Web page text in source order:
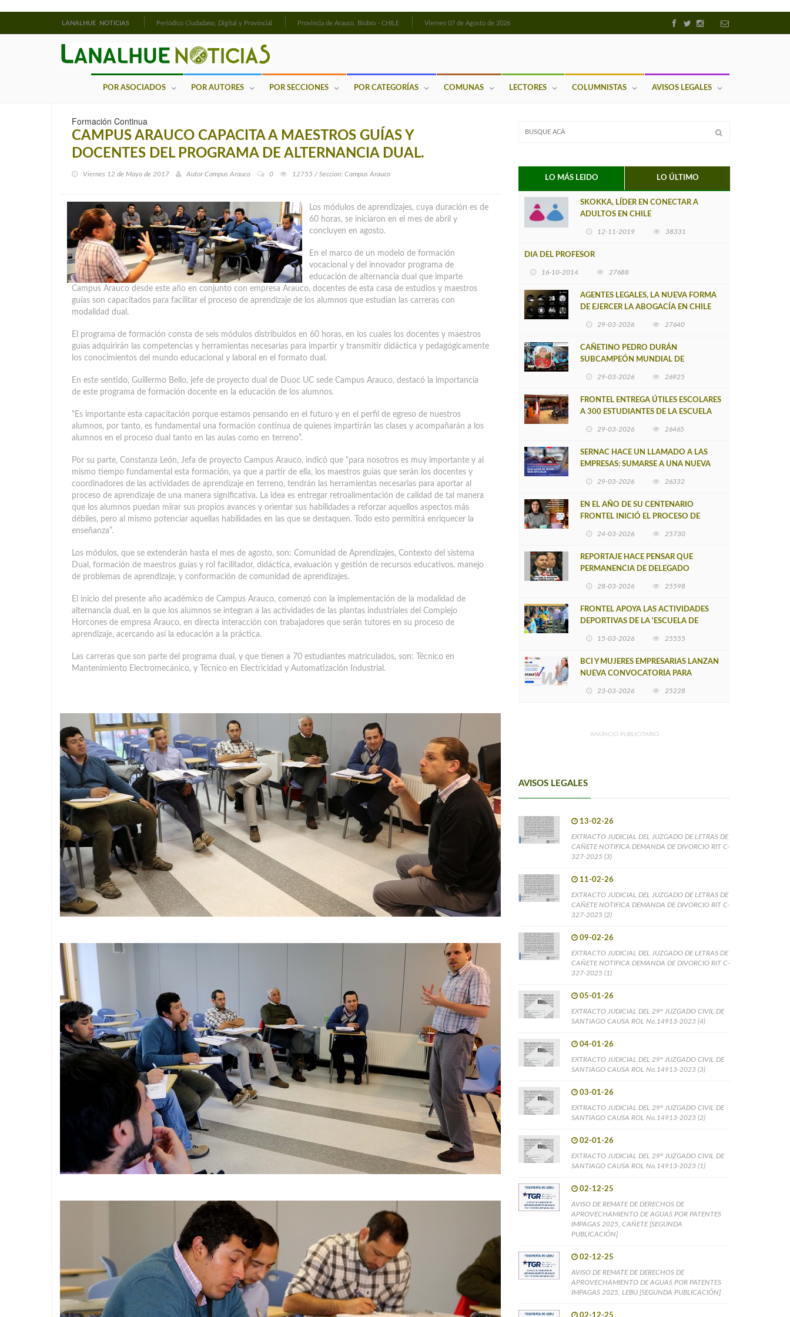
LANALHUE NOTICIAS Periódico Ciudadano, Digital y Provincial Provincia de Arauco, Biobío - CHILE Viernes 07 de Agosto de 2026
POR ASOCIADOS POR AUTORES POR SECCIONES POR CATEGORÍAS COMUNAS LECTORES COLUMNISTAS AVISOS LEGALES
Formación Continua
CAMPUS ARAUCO CAPACITA A MAESTROS GUÍAS Y
DOCENTES DEL PROGRAMA DE ALTERNANCIA DUAL.
Viernes 12 de Mayo de 2017 Autor Campus Arauco 0 12755 / Seccion: Campus Arauco
Los módulos de aprendizajes, cuya duración es de
60 horas, se iniciaron en el mes de abril y
concluyen en agosto.
En el marco de un modelo de formación
vocacional y del innovador programa de
educación de alternancia dual que imparte
Campus Arauco desde este año en conjunto con empresa Arauco, docentes de esta casa de estudios y maestros
guías son capacitados para facilitar el proceso de aprendizaje de los alumnos que estudian las carreras con
modalidad dual.
El programa de formación consta de seis módulos distribuidos en 60 horas, en los cuales los docentes y maestros
guías adquirirán las competencias y herramientas necesarias para impartir y transmitir didáctica y pedagógicamente
los conocimientos del mundo educacional y laboral en el formato dual.
En este sentido, Guillermo Bello, jefe de proyecto dual de Duoc UC sede Campus Arauco, destacó la importancia
de este programa de formación docente en la educación de los alumnos.
“Es importante esta capacitación porque estamos pensando en el futuro y en el perfil de egreso de nuestros
alumnos, por tanto, es fundamental una formación continua de quienes impartirán las clases y acompañarán a los
alumnos en el proceso dual tanto en las aulas como en terreno”.
Por su parte, Constanza León, Jefa de proyecto Campus Arauco, indicó que “para nosotros es muy importante y al
mismo tiempo fundamental esta formación, ya que a partir de ella, los maestros guias que serán los docentes y
coordinadores de las actividades de aprendizaje en terreno, tendrán las herramientas necesarias para aportar al
proceso de aprendizaje de una manera significativa. La idea es entregar retroalimentación de calidad de tal manera
que los alumnos puedan mirar sus propios avances y orientar sus habilidades a reforzar aquellos aspectos más
débiles, pero al mismo potenciar aquellas habilidades en las que se destaquen. Todo esto permitirá enriquecer la
enseñanza”.
Los módulos, que se extenderán hasta el mes de agosto, son: Comunidad de Aprendizajes, Contexto del sistema
Dual, formación de maestros guías y rol facilitador, didáctica, evaluación y gestión de recursos educativos, manejo
de problemas de aprendizaje, y conformación de comunidad de aprendizajes.
El inicio del presente año académico de Campus Arauco, comenzó con la implementación de la modalidad de
alternancia dual, en la que los alumnos se integran a las actividades de las plantas industriales del Complejo
Horcones de empresa Arauco, en directa interacción con trabajadores que serán tutores en su proceso de
aprendizaje, acercando así la educación a la práctica.
Las carreras que son parte del programa dual, y que tienen a 70 estudiantes matriculados, son: Técnico en
Mantenimiento Electromecánico, y Técnico en Electricidad y Automatización Industrial.
LO MÁS LEIDO LO ÚLTIMO
SKOKKA, LÍDER EN CONECTAR A
ADULTOS EN CHILE
12-11-2019 38331
DIA DEL PROFESOR
16-10-2014 27688
AGENTES LEGALES, LA NUEVA FORMA
DE EJERCER LA ABOGACÍA EN CHILE
29-03-2026 27640
CAÑETINO PEDRO DURÁN
SUBCAMPEÓN MUNDIAL DE
29-03-2026 26925
FRONTEL ENTREGA ÚTILES ESCOLARES
A 300 ESTUDIANTES DE LA ESCUELA
29-03-2026 26465
SERNAC HACE UN LLAMADO A LAS
EMPRESAS: SUMARSE A UNA NUEVA
29-03-2026 26332
EN EL AÑO DE SU CENTENARIO
FRONTEL INICIÓ EL PROCESO DE
24-03-2026 25730
REPORTAJE HACE PENSAR QUE
PERMANENCIA DE DELEGADO
28-03-2026 25598
FRONTEL APOYA LAS ACTIVIDADES
DEPORTIVAS DE LA 'ESCUELA DE
15-03-2026 25555
BCI Y MUJERES EMPRESARIAS LANZAN
NUEVA CONVOCATORIA PARA
23-03-2026 25228
ANUNCIO PUBLICITARIO
AVISOS LEGALES
13-02-26
EXTRACTO JUDICIAL DEL JUZGADO DE LETRAS DE
CAÑETE NOTIFICA DEMANDA DE DIVORCIO RIT C-
327-2025 (3)
11-02-26
EXTRACTO JUDICIAL DEL JUZGADO DE LETRAS DE
CAÑETE NOTIFICA DEMANDA DE DIVORCIO RIT C-
327-2025 (2)
09-02-26
EXTRACTO JUDICIAL DEL JUZGADO DE LETRAS DE
CAÑETE NOTIFICA DEMANDA DE DIVORCIO RIT C-
327-2025 (1)
05-01-26
EXTRACTO JUDICIAL DEL 29° JUZGADO CIVIL DE
SANTIAGO CAUSA ROL No.14913-2023 (4)
04-01-26
EXTRACTO JUDICIAL DEL 29° JUZGADO CIVIL DE
SANTIAGO CAUSA ROL No.14913-2023 (3)
03-01-26
EXTRACTO JUDICIAL DEL 29° JUZGADO CIVIL DE
SANTIAGO CAUSA ROL No.14913-2023 (2)
02-01-26
EXTRACTO JUDICIAL DEL 29° JUZGADO CIVIL DE
SANTIAGO CAUSA ROL No.14913-2023 (1)
02-12-25
AVISO DE REMATE DE DERECHOS DE
APROVECHAMIENTO DE AGUAS POR PATENTES
IMPAGAS 2025, CAÑETE [SEGUNDA
PUBLICACIÓN]
02-12-25
AVISO DE REMATE DE DERECHOS DE
APROVECHAMIENTO DE AGUAS POR PATENTES
IMPAGAS 2025, LEBU [SEGUNDA PUBLICACIÓN]